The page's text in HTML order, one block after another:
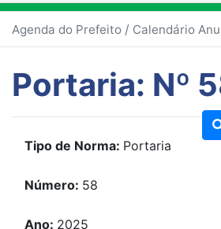
Agenda do Prefeito / Calendário
Portaria: Nº
Tipo de Norma: Portaria
Número: 58
Ano: 2025